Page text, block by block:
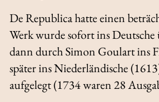
De Republicahatte einen
Werk wurde sofort ins Deutsche
dann durch Simon Goulart ins
später ins Niederländische
aufgelegt (1734 waren 28